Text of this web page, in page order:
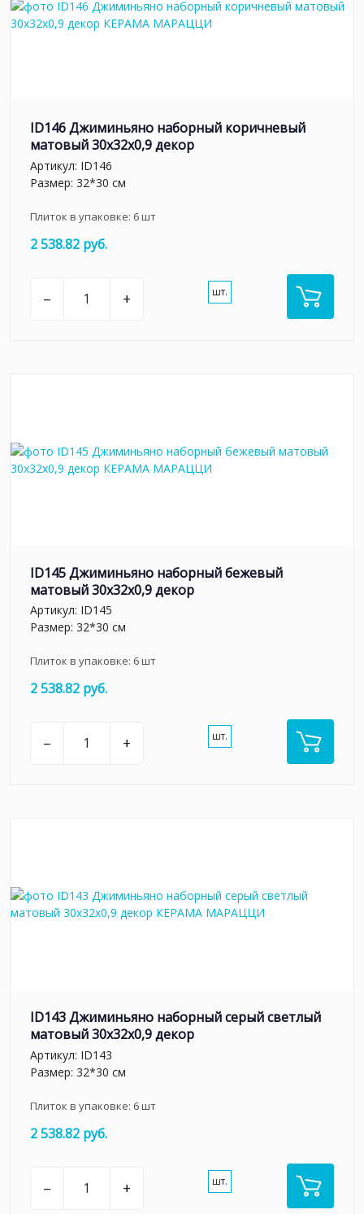
ID146 Джиминьяно наборный коричневый
матовый 30x32x0,9 декор
Артикул: ID146
Размер: 32*30 см
Плиток в упаковке: 6шт
2 538.82 руб.
– + шт.
ID145 Джиминьяно наборный бежевый
матовый 30x32x0,9 декор
Артикул: ID145
Размер: 32*30 см
Плиток в упаковке: 6шт
2 538.82 руб.
– + шт.
ID143 Джиминьяно наборный серый светлый
матовый 30x32x0,9 декор
Артикул: ID143
Размер: 32*30 см
Плиток в упаковке: 6шт
2 538.82 руб.
– + шт.